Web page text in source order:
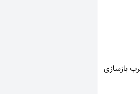
بازسازی